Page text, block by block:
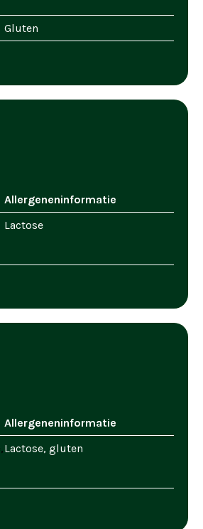
Gluten
Allergeneninformatie
Lactose
Allergeneninformatie
Lactose, gluten